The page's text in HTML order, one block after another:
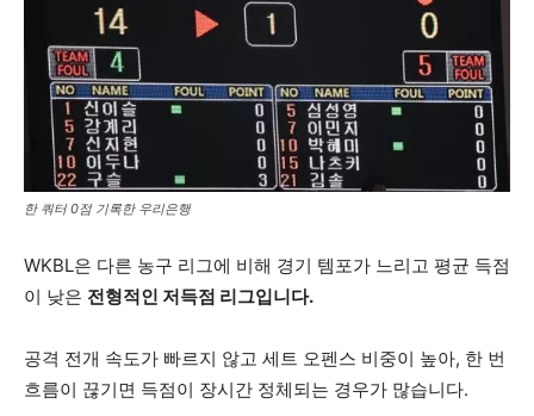
한 쿼터 0점 기록한 우리은행
WKBL은 다른 농구 리그에 비해 경기 템포가 느리고 평균 득점
이 낮은 전형적인 저득점 리그입니다.
공격 전개 속도가 빠르지 않고 세트 오펜스 비중이 높아, 한 번
흐름이 끊기면 득점이 장시간 정체되는 경우가 많습니다.